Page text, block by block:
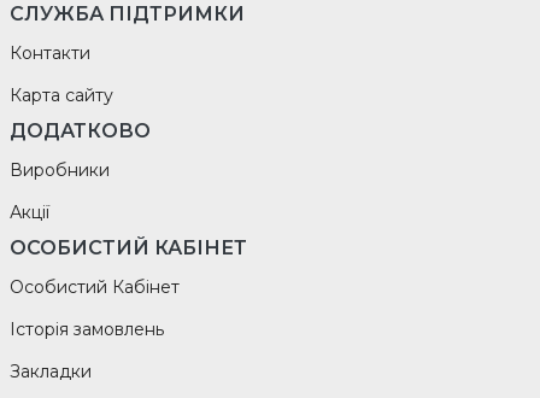
СЛУЖБА ПІДТРИМКИ
Контакти
Карта сайту
ДОДАТКОВО
Виробники
Акції
ОСОБИСТИЙ КАБІНЕТ
Особистий Кабінет
Історія замовлень
Закладки